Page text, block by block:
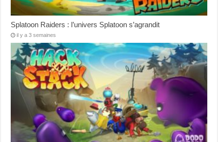
Splatoon Raiders : l’univers Splatoon s’agrandit
il y a 3 semaines